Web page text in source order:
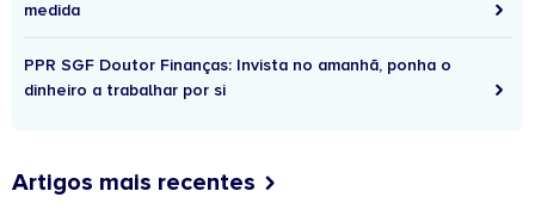
medida
PPR SGF Doutor Finanças: Invista no amanhã, ponha o
dinheiro a trabalhar por si
Artigos mais recentes